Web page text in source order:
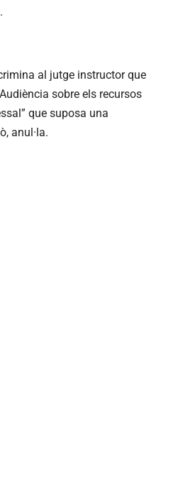
al jutge instructor que
sobre els recursos
que suposa una
anul·la.